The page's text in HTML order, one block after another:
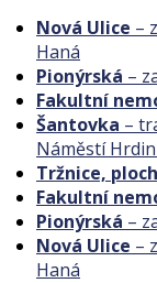
Nová Ulice –
Haná
Pionýrská –
Fakultní
Šantovka –
Náměstí
Tržnice,
Fakultní
Pionýrská –
Nová Ulice –
Haná